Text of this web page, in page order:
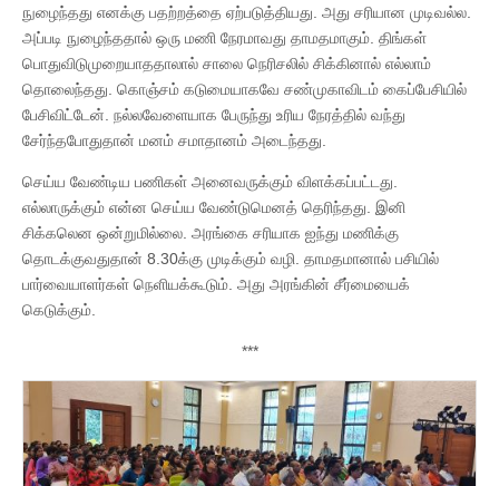
நுழைந்தது எனக்கு பதற்றத்தை ஏற்படுத்தியது. அது சரியான முடிவல்ல.
அப்படி நுழைந்ததால் ஒரு மணி நேரமாவது தாமதமாகும். திங்கள்
பொதுவிடுமுறையாததாலால் சாலை நெரிசலில் சிக்கினால் எல்லாம்
தொலைந்தது. கொஞ்சம் கடுமையாகவே சண்முகாவிடம் கைப்பேசியில்
பேசிவிட்டேன். நல்லவேளையாக பேருந்து உரிய நேரத்தில் வந்து
சேர்ந்தபோதுதான் மனம் சமாதானம் அடைந்தது.
செய்ய வேண்டிய பணிகள் அனைவருக்கும் விளக்கப்பட்டது.
எல்லாருக்கும் என்ன செய்ய வேண்டுமெனத் தெரிந்தது. இனி
சிக்கலென ஒன்றுமில்லை. அரங்கை சரியாக ஐந்து மணிக்கு
தொடக்குவதுதான் 8.30க்கு முடிக்கும் வழி. தாமதமானால் பசியில்
பார்வையாளர்கள் நெளியக்கூடும். அது அரங்கின் சீர்மையைக்
கெடுக்கும்.
***